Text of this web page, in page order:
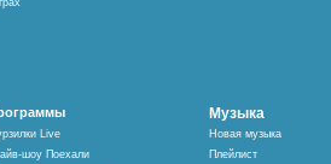
Live
шоу Поехали
Музыка
Новая музыка
Плейлист